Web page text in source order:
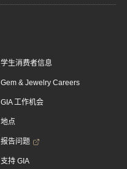
学生消费者信息
Gem & Jewelry Careers
GIA 工作机会
地点
报告问题
支持 GIA